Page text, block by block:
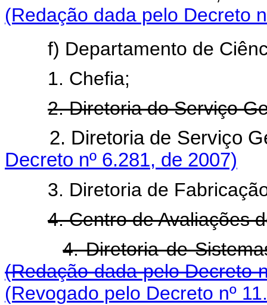
(Redação dada pelo Decreto
f) Departamento de
1. Chefia;
2. Diretoria do Serviço
2. Diretoria de
Decreto nº 6.281, de 2007)
3. Diretoria de
4. Centro de Avaliações
4. Diretoria de
(Redação dada pelo Decreto
(Revogado pelo Decreto nº